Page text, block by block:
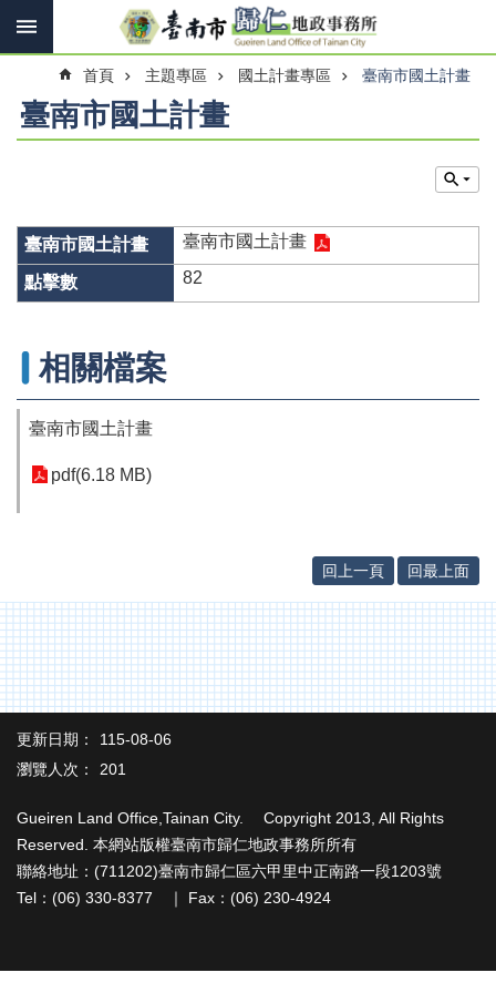
跳到主要內容區塊
搜
搜
尋
息
快
報
介
線
申
便
民
服
務
意
交
下
載
專
區
題
首頁 主題專區 國土計畫專區 臺南市國土計畫
臺南市國土計畫
臺南市國土計畫
82
相關檔案
臺南市國土計畫
pdf(6.18 MB)
回上一頁 回最上面
更新日期：
115-08-06
瀏覽人次：
201
Gueiren Land Office,Tainan City. Copyright 2013, All Rights
Reserved. 本網站版權臺南市歸仁地政事務所所有
聯絡地址：(711202)臺南市歸仁區六甲里中正南路一段1203號
Tel：(06) 330-8377 ｜ Fax：(06) 230-4924